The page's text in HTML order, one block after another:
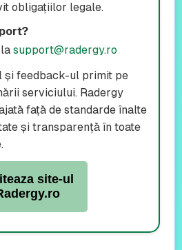
obligațiilor legale.
support@radergy.ro
și feedback-ul primit pe
serviciului. Radergy
față de standarde înalte
și transparență în toate
site-ul